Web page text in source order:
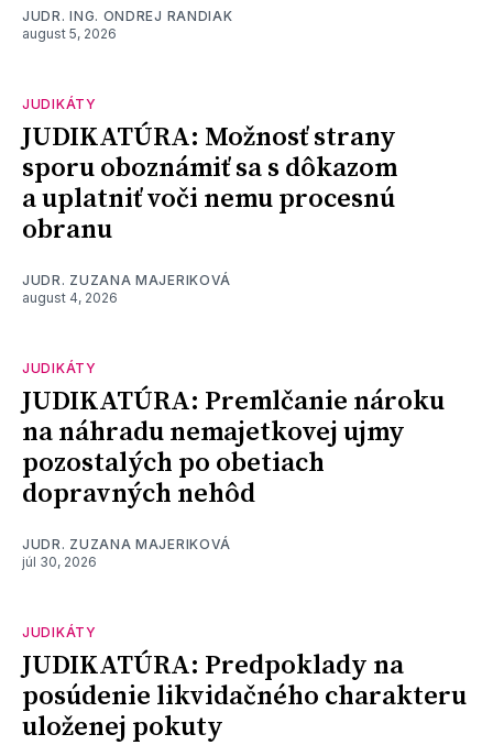
JUDR. ING. ONDREJ RANDIAK
august 5, 2026
JUDIKÁTY
JUDIKATÚRA: Možnosť strany
sporu oboznámiť sa s dôkazom
a uplatniť voči nemu procesnú
obranu
JUDR. ZUZANA MAJERIKOVÁ
august 4, 2026
JUDIKÁTY
JUDIKATÚRA: Premlčanie nároku
na náhradu nemajetkovej ujmy
pozostalých po obetiach
dopravných nehôd
JUDR. ZUZANA MAJERIKOVÁ
júl 30, 2026
JUDIKÁTY
JUDIKATÚRA: Predpoklady na
posúdenie likvidačného charakteru
uloženej pokuty